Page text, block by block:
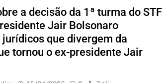
a decisão da 1ª turma do STF
Jair Bolsonaro
que divergem da
tornou o ex-presidente Jair